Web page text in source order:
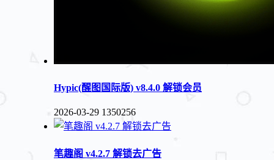
Hypic(醒图国际版) v8.4.0 解锁会员
2026-03-29 1350256
笔趣阁 v4.2.7 解锁去广告